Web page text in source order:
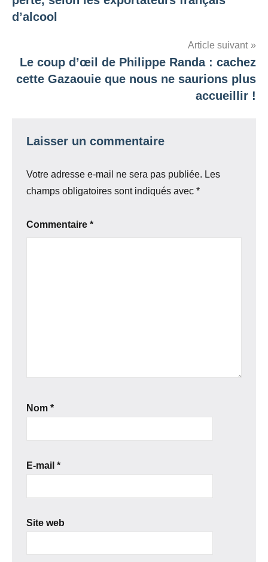
l’article
d’alcool
Article suivant
Le coup d’œil de Philippe Randa : cachez
cette Gazaouie que nous ne saurions plus
accueillir !
Laisser un commentaire
Votre adresse e-mail ne sera pas publiée. Les
champs obligatoires sont indiqués avec *
Commentaire *
Nom *
E-mail *
Site web